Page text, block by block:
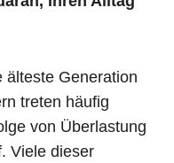
älteste Generation
treten häufig
von Überlastung
Viele dieser